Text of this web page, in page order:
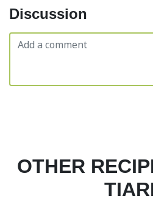
Discussion
OTHER